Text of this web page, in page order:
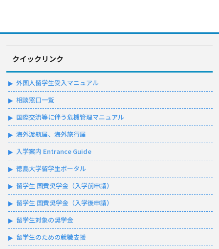
クイックリンク
外国人留学生受入マニュアル
相談窓口一覧
国際交流等に伴う危機管理マニュアル
海外渡航届、海外旅行届
入学案内 Entrance Guide
徳島大学留学生ポータル
留学生 国費奨学金（入学前申請）
留学生 国費奨学金（入学後申請）
留学生対象の奨学金
留学生のための就職支援